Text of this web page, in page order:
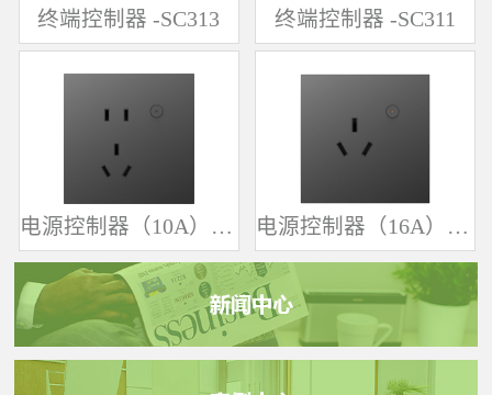
终端控制器 -SC313 终端控制器 -SC311
电源控制器（10A）-SK361 电源控制器（16A）-SK342